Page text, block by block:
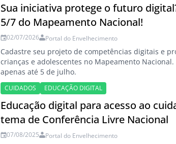
Sua iniciativa protege o futuro
5/7 do Mapeamento Nacional!
02/07/2026 Portal do Envelhecimento
Cadastre seu projeto de competências digitais e
crianças e adolescentes no Mapeamento
apenas até 5 de julho.
CUIDADOS EDUCAÇÃO DIGITAL
Educação digital para acesso ao
tema de Conferência Livre Nacional
07/08/2025 Portal do Envelhecimento